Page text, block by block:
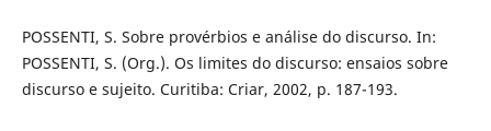
POSSENTI, S. Sobre provérbios e análise do discurso. In:
POSSENTI, S. (Org.). Os limites do discurso: ensaios sobre
discurso e sujeito. Curitiba: Criar, 2002, p. 187-193.